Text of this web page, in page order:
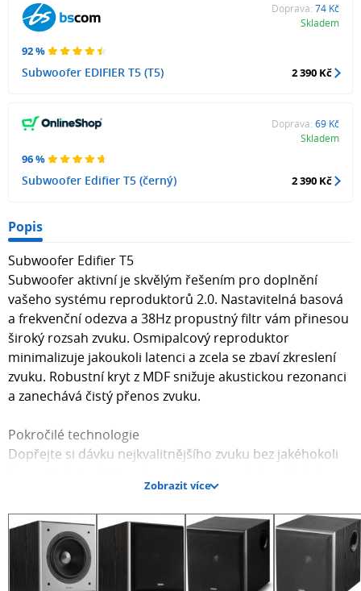
92 %
Subwoofer EDIFIER T5 (T5)
Doprava: 74 Kč
Skladem
2 390 Kč
96 %
Subwoofer Edifier T5 (černý)
Doprava: 69 Kč
Skladem
2 390 Kč
Popis
Subwoofer Edifier T5
Subwoofer aktivní je skvělým řešením pro doplnění
vašeho systému reproduktorů 2.0. Nastavitelná basová
a frekvenční odezva a 38Hz propustný filtr vám přinesou
široký rozsah zvuku. Osmipalcový reproduktor
minimalizuje jakoukoli latenci a zcela se zbaví zkreslení
zvuku. Robustní kryt z MDF snižuje akustickou rezonanci
a zanechává čistý přenos zvuku.
Pokročilé technologie
Dopřejte si dávku nejkvalitnějšího zvuku bez jakéhokoli
frekvence a vylepšuje hluboké basy s rozsahem 38 Hz.
Osmipalcový reproduktor se systémem DSP zaručuje
výkon až 70 W. Zajistěte si hodiny zábavy, kdy si budete
vychutnávat bohaté detaily svých oblíbených skladeb.
Zobrazit více